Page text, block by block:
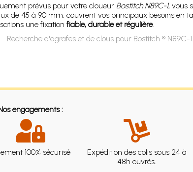
prévus pour votre cloueur Bostitch N89C-1, vous
de 45 à 90 mm, couvrent vos principaux besoins
une fixation fiable, durable et régulière.
Recherche d'agrafes et de clous pour Bostitch ®
engagements :
100% sécurisé
Expédition des colis sous 24 à
48h ouvrés.